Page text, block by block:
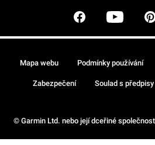
© Garmin Ltd. nebo její dceřiné
Mapa webu Podmínky používání
Zabezpečení Soulad s předpisy